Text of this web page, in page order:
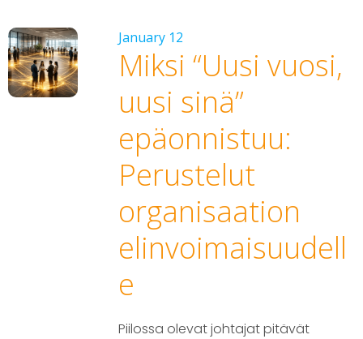
January 12
Miksi “Uusi vuosi,
uusi sinä”
epäonnistuu:
Perustelut
organisaation
elinvoimaisuudell
e
Piilossa olevat johtajat pitävät